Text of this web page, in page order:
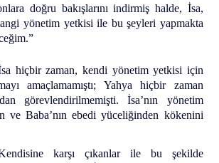
doğru bakışlarını indirmiş halde, İsa,
yönetim yetkisi ile bu şeyleri yapmakta
hiçbir zaman, kendi yönetim yetkisi için
amaçlamamıştı; Yahya hiçbir zaman
görevlendirilmemişti. İsa’nın yönetim
ve Baba’nın ebedi yüceliğinden kökenini
karşı çıkanlar ile bu şekilde